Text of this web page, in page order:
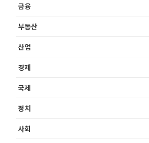
금융
부동산
산업
경제
국제
정치
사회